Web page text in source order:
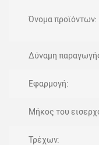
Όνομα προϊόντων:
Δύναμη
Εφαρμογή:
Μήκος του
Τρέχων: